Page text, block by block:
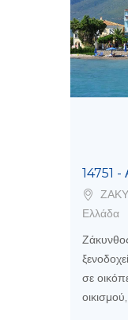
14751 -
Ελλάδα
σε